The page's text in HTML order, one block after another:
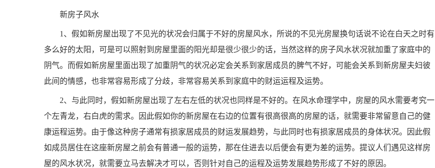
新房子风水
1、假如新房屋出现了不见光的状况会归属于不好的房屋风水，所说的不见光房屋换句话说不论在白天之时有
多么好的太阳，可是可以照射到房屋里面的阳光却是很少很少的话，当然这样的房子风水状况就加重了家庭中的
阴气。而假如新房屋里面出现了加重阴气的状况必定会关系到家居成员的脾气不好，可能会关系到新房屋夫妇彼
此间的情感，也非常容易形成了分歧，非常容易关系到家庭中的财运运程及运势。
2、与此同时，假如新房屋出现了左右左低的状况也同样是不好的。在风水命理学中，房屋的风水需要考究一
个左青龙，右白虎的需求。因此假如你的新房屋在右边的位置有很高很高的房屋的话，就需要非常留意自己的健
康运程运势。由于像这种房子通常有损家居成员的财运发展趋势，与此同时也有损家居成员的身体状况。因此假
如成员居住在这座新房屋之前会有普通一般的运势，那在住进去以后便会有更为差的运势。提议人们遇见这样房
屋的风水状况，就需要立马去解决才可以，否则针对自己的运程及运势发展趋势形成了不好的原因。